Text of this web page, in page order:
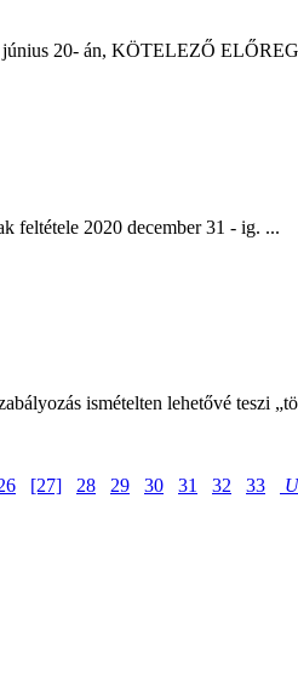
június 20- án, KÖTELEZŐ
feltétele 2020 december 31 - ig. ...
ismételten lehetővé teszi
[27] 28 29 30 31 32 33